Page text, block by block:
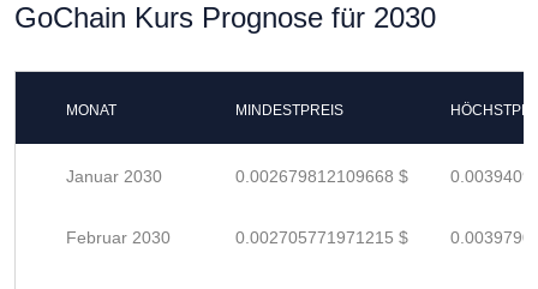
GoChain Kurs Prognose für 2030
MONAT MINDESTPREIS
Januar 2030 0.002679812109668 $
Februar 2030 0.002705771971215 $